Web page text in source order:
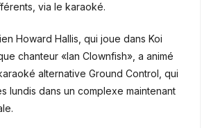
via le karaoké.
Howard Hallis, qui joue dans Koi
chanteur «Ian Clownfish», a animé
alternative Ground Control, qui
lundis dans un complexe maintenant